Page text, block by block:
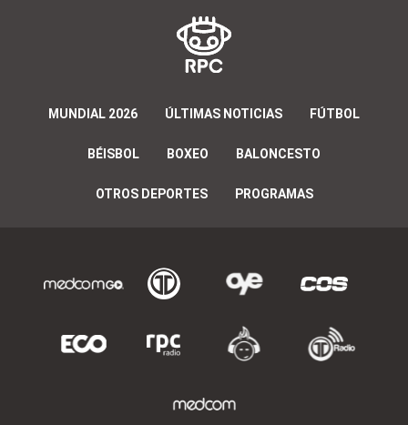
MUNDIAL 2026 ÚLTIMAS NOTICIAS FÚTBOL
BÉISBOL BOXEO BALONCESTO
OTROS DEPORTES PROGRAMAS